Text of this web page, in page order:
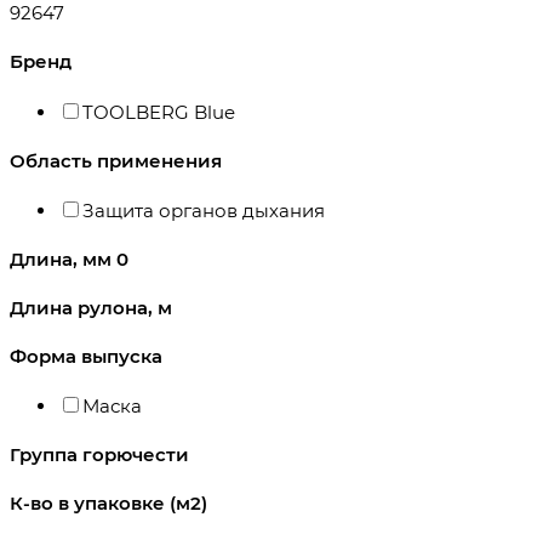
92647
Бренд
TOOLBERG Blue
Область применения
Защита органов дыхания
Длина, мм 0
Длина рулона, м
Форма выпуска
Маска
Группа горючести
К-во в упаковке (м2)